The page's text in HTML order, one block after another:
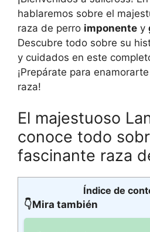
hablaremos sobre el
raza de perro imponente y
Descubre todo sobre su
y cuidados en este
¡Prepárate para
raza!
El majestuoso
conoce todo
fascinante raza
Índice de
👇Mira también